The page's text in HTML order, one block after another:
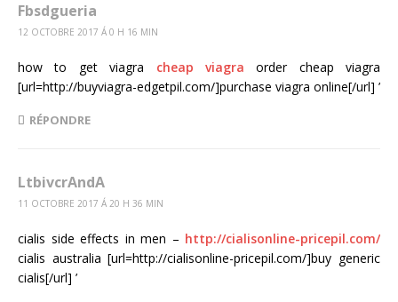
Fbsdgueria
12 OCTOBRE 2017 Á 0 H 16 MIN
how to get viagra cheap viagra order cheap viagra
[url=http://buyviagra-edgetpil.com/]purchase viagra online[/url] ’
RÉPONDRE
LtbivcrAndA
11 OCTOBRE 2017 Á 20 H 36 MIN
cialis side effects in men – http://cialisonline-pricepil.com/
cialis australia [url=http://cialisonline-pricepil.com/]buy generic
cialis[/url] ’